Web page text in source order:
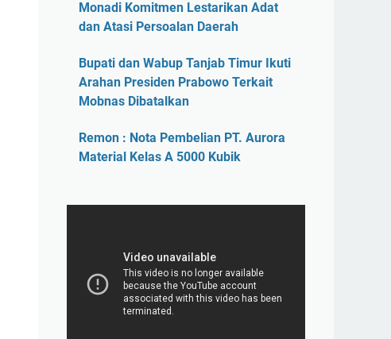
Monadi Komitmen Lestarikan Adat
dan Atasi Persoalan Daerah
Bupati dan Wabup Tanjab Timur Ikuti
Arahan Presiden Prabowo Terkait
Mobnas Dibatalkan
Remon : Nota Pembelian PT. Aurora
Material Kelas A 5000 Kubik